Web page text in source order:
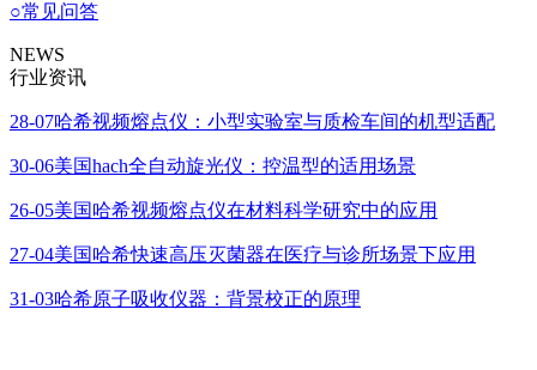
○常见问答
NEWS
行业资讯
28-07哈希视频熔点仪：小型实验室与质检车间的机型适配
30-06美国hach全自动旋光仪：控温型的适用场景
26-05美国哈希视频熔点仪在材料科学研究中的应用
27-04美国哈希快速高压灭菌器在医疗与诊所场景下应用
31-03哈希原子吸收仪器：背景校正的原理